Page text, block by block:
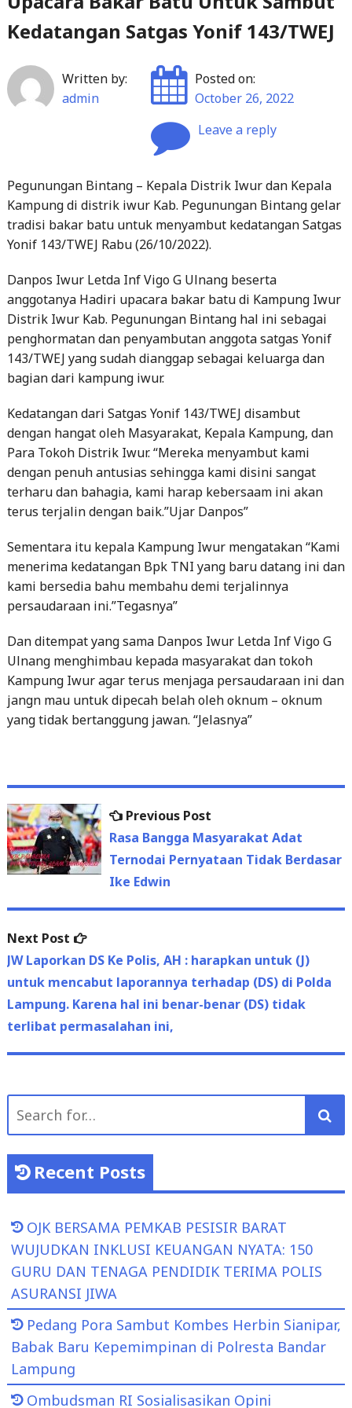
Kedatangan Satgas Yonif 143/TWEJ
Written by:
admin
Posted on:
October 26, 2022
Leave a reply
Pegunungan Bintang – Kepala Distrik Iwur dan Kepala
Kampung di distrik iwur Kab. Pegunungan Bintang gelar
tradisi bakar batu untuk menyambut kedatangan Satgas
Yonif 143/TWEJ Rabu (26/10/2022).
Danpos Iwur Letda Inf Vigo G Ulnang beserta
anggotanya Hadiri upacara bakar batu di Kampung Iwur
Distrik Iwur Kab. Pegunungan Bintang hal ini sebagai
penghormatan dan penyambutan anggota satgas Yonif
143/TWEJ yang sudah dianggap sebagai keluarga dan
bagian dari kampung iwur.
Kedatangan dari Satgas Yonif 143/TWEJ disambut
dengan hangat oleh Masyarakat, Kepala Kampung, dan
Para Tokoh Distrik Iwur. “Mereka menyambut kami
dengan penuh antusias sehingga kami disini sangat
terharu dan bahagia, kami harap kebersaam ini akan
terus terjalin dengan baik.”Ujar Danpos”
Sementara itu kepala Kampung Iwur mengatakan “Kami
menerima kedatangan Bpk TNI yang baru datang ini dan
kami bersedia bahu membahu demi terjalinnya
persaudaraan ini.”Tegasnya”
Dan ditempat yang sama Danpos Iwur Letda Inf Vigo G
Ulnang menghimbau kepada masyarakat dan tokoh
Kampung Iwur agar terus menjaga persaudaraan ini dan
jangn mau untuk dipecah belah oleh oknum – oknum
yang tidak bertanggung jawan. “Jelasnya”
Post
navigation
Previous Post
post:
Rasa Bangga Masyarakat Adat
Ternodai Pernyataan Tidak Berdasar
Ike Edwin
Next Post
Next
post:
JW Laporkan DS Ke Polis, AH : harapkan untuk (J)
untuk mencabut laporannya terhadap (DS) di Polda
Lampung. Karena hal ini benar-benar (DS) tidak
terlibat permasalahan ini,
Search
Recent Posts
OJK BERSAMA PEMKAB PESISIR BARAT
WUJUDKAN INKLUSI KEUANGAN NYATA: 150
GURU DAN TENAGA PENDIDIK TERIMA POLIS
ASURANSI JIWA
Pedang Pora Sambut Kombes Herbin Sianipar,
Babak Baru Kepemimpinan di Polresta Bandar
Lampung
Ombudsman RI Sosialisasikan Opini